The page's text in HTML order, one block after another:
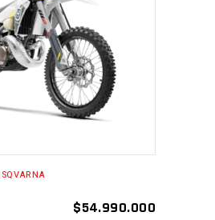
AL CARRITO
$54.990.000